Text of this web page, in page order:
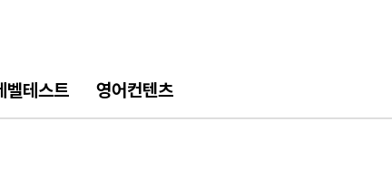
벨테스트 영어컨텐츠